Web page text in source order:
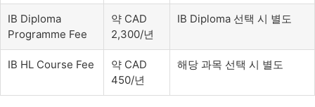
IB Diploma
Programme Fee
약 CAD
2,300/년
IB Diploma 선택 시 별도
IB HL Course Fee
약 CAD
450/년
해당 과목 선택 시 별도